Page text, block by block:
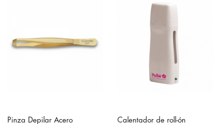
Pinza Depilar Acero
Calentador de roll-ón